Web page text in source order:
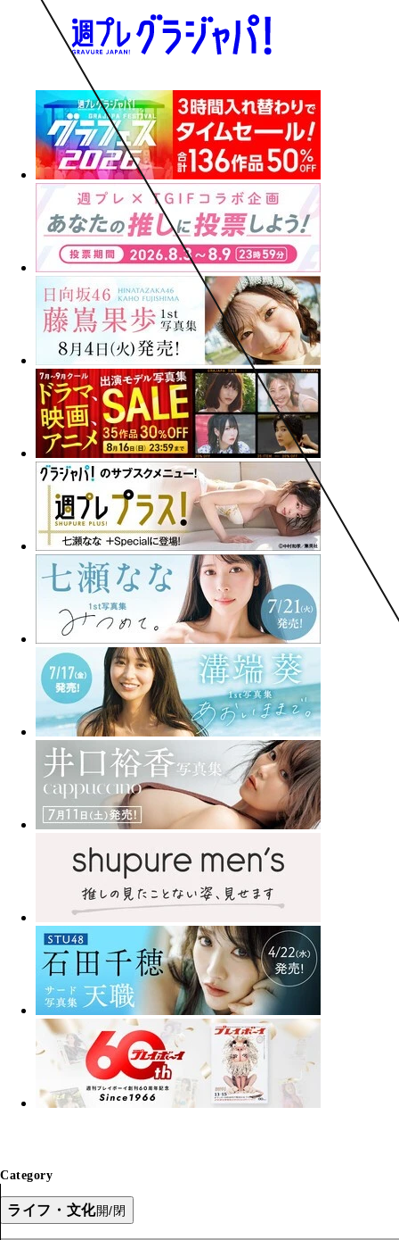
Category
ライフ・文化開/閉